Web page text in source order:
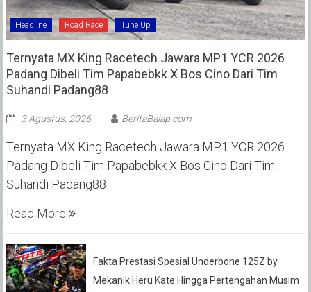
Headline Road Race Tune Up
Ternyata MX King Racetech Jawara MP1 YCR 2026
Padang Dibeli Tim Papabebkk X Bos Cino Dari Tim
Suhandi Padang88
3 Agustus, 2026 BeritaBalap.com
Ternyata MX King Racetech Jawara MP1 YCR 2026
Padang Dibeli Tim Papabebkk X Bos Cino Dari Tim
Suhandi Padang88
Read More
Fakta Prestasi Spesial Underbone 125Z by
Mekanik Heru Kate Hingga Pertengahan Musim